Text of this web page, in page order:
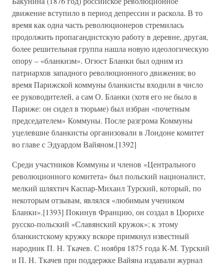
движение вступило в период депрессии и раскола. В то
время как одна часть революционеров стремилась
продолжить пропагандистскую работу в деревне, другая,
более решительная группа нашла новую идеологическую
опору – «бланкизм». Огюст Бланки был одним из
патриархов западного революционного движения; во
время Парижской коммуны бланкисты входили в число
ее руководителей, а сам О. Бланки (хотя его не было в
Париже: он сидел в тюрьме) был избран «почетным
председателем» Коммуны. После разгрома Коммуны
уцелевшие бланкисты организовали в Лондоне комитет
во главе с Эдуардом Вайяном.[1392]
Среди участников Коммуны и членов «Центрального
революционного комитета» был польский националист,
мелкий шляхтич Каспар-Михаил Турский, который, по
некоторым отзывам, являлся «любимым учеником
Бланки».[1393] Покинув Францию, он создал в Цюрихе
русско-польский «Славянский кружок»; к этому
бланкистскому кружку вскоре примкнул известный
народник П. Н. Ткачев. С ноября 1875 года К-М. Турский
и П. Н. Ткачев при поддержке Вайяна издавали журнал